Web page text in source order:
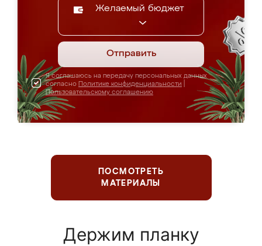
Желаемый бюджет
Отправить
Я соглашаюсь на передачу персональных данных
согласно Политике конфиденциальности
Пользовательскому соглашению
ПОСМОТРЕТЬ
МАТЕРИАЛЫ
Держим планку